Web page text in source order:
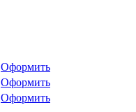
Оформить
Оформить
Оформить